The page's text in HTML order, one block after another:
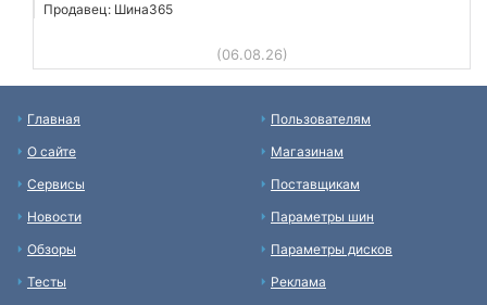
Продавец: Шина365
(06.08.26)
Главная
О сайте
Сервисы
Новости
Обзоры
Тесты
Пользователям
Магазинам
Поставщикам
Параметры шин
Параметры дисков
Реклама